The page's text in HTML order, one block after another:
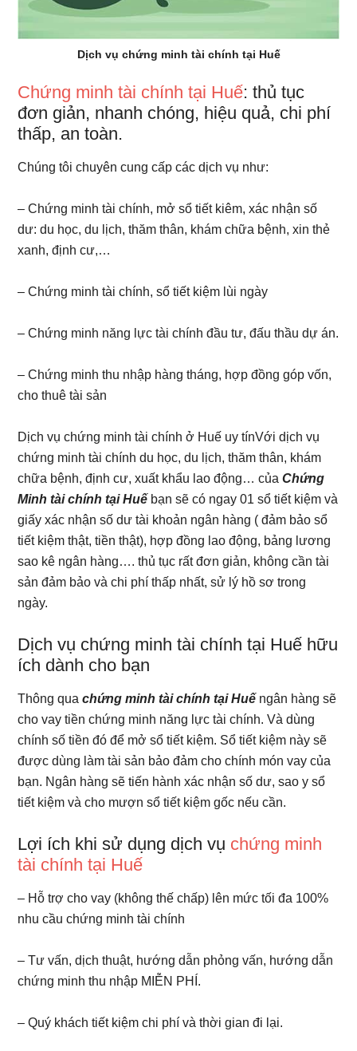
Dịch vụ chứng minh tài chính tại Huế
Chứng minh tài chính tại Huế: thủ tục
đơn giản, nhanh chóng, hiệu quả, chi phí
thấp, an toàn.
Chúng tôi chuyên cung cấp các dịch vụ như:
– Chứng minh tài chính, mở sổ tiết kiêm, xác nhận số
dư: du học, du lịch, thăm thân, khám chữa bệnh, xin thẻ
xanh, định cư,…
– Chứng minh tài chính, sổ tiết kiệm lùi ngày
– Chứng minh năng lực tài chính đầu tư, đấu thầu dự án.
– Chứng minh thu nhập hàng tháng, hợp đồng góp vốn,
cho thuê tài sản
Dịch vụ chứng minh tài chính ở Huế uy tínVới dịch vụ
chứng minh tài chính du học, du lịch, thăm thân, khám
chữa bệnh, định cư, xuất khẩu lao động… củaChứng
Minh tài chính tại Huế bạn sẽ có ngay 01 sổ tiết kiệm và
giấy xác nhận số dư tài khoản ngân hàng ( đảm bảo sổ
tiết kiệm thật, tiền thật), hợp đồng lao động, bảng lương
sao kê ngân hàng…. thủ tục rất đơn giản, không cần tài
sản đảm bảo và chi phí thấp nhất, sử lý hồ sơ trong
ngày.
Dịch vụ chứng minh tài chính tại Huế hữu
ích dành cho bạn
Thông quachứng minh tài chính tại Huế ngân hàng sẽ
cho vay tiền chứng minh năng lực tài chính. Và dùng
chính số tiền đó để mở sổ tiết kiệm. Sổ tiết kiệm này sẽ
được dùng làm tài sản bảo đảm cho chính món vay của
bạn. Ngân hàng sẽ tiến hành xác nhận số dư, sao y sổ
tiết kiệm và cho mượn sổ tiết kiệm gốc nếu cần.
Lợi ích khi sử dụng dịch vụ chứng minh
tài chính tại Huế
– Hỗ trợ cho vay (không thế chấp) lên mức tối đa 100%
nhu cầu chứng minh tài chính
– Tư vấn, dịch thuật, hướng dẫn phỏng vấn, hướng dẫn
chứng minh thu nhập MIỄN PHÍ.
– Quý khách tiết kiệm chi phí và thời gian đi lại.